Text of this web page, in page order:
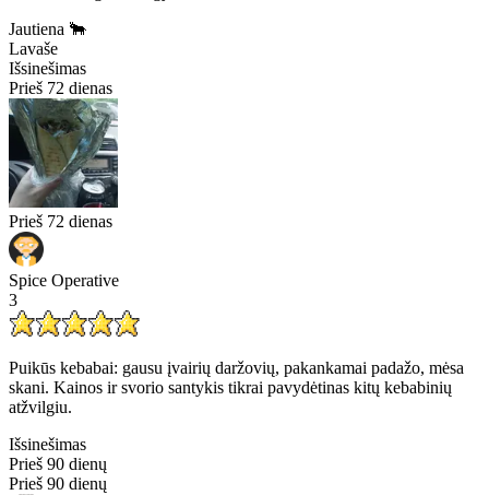
Jautiena 🐂
Lavaše
Išsinešimas
Prieš 72 dienas
Prieš 72 dienas
Spice Operative
3
Puikūs kebabai: gausu įvairių daržovių, pakankamai padažo, mėsa
skani. Kainos ir svorio santykis tikrai pavydėtinas kitų kebabinių
atžvilgiu.
Išsinešimas
Prieš 90 dienų
Prieš 90 dienų